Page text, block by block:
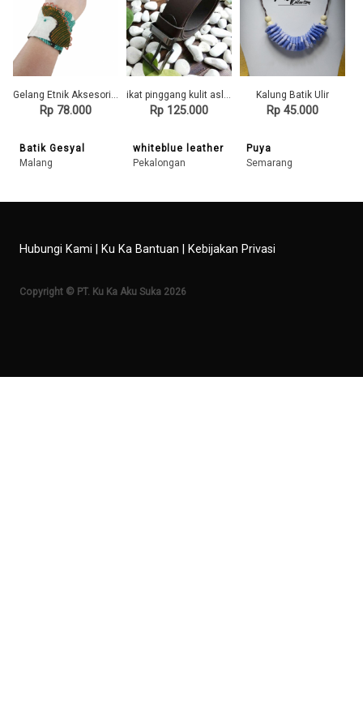
Gelang Etnik Aksesoris Gelang Wanita G10 GESYAL Batik Daun Gelang Tangan Lilit
Rp 78.000
Batik Gesyal
Malang
ikat pinggang kulit asli sapi warna coklat (sabuk kulit asli) Bagikan : ikat pinggang kulit
Rp 125.000
whiteblue leather
Pekalongan
Kalung Batik Ulir
Rp 45.000
Puya
Semarang
Hubungi Kami Ku Ka Bantuan Kebijakan Privasi
Copyright © PT. Ku Ka Aku Suka 2026